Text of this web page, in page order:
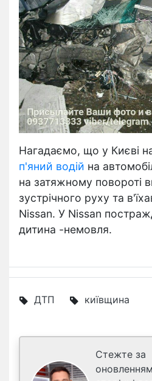
Нагадаємо, що у Києві
п'яний водій на
на затяжному повороті
зустрічного руху та
Nissan. У Nissan
дитина -немовля.
ДТП київщина
Стежте за